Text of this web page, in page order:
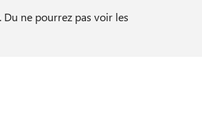
ne pourrez pas voir les